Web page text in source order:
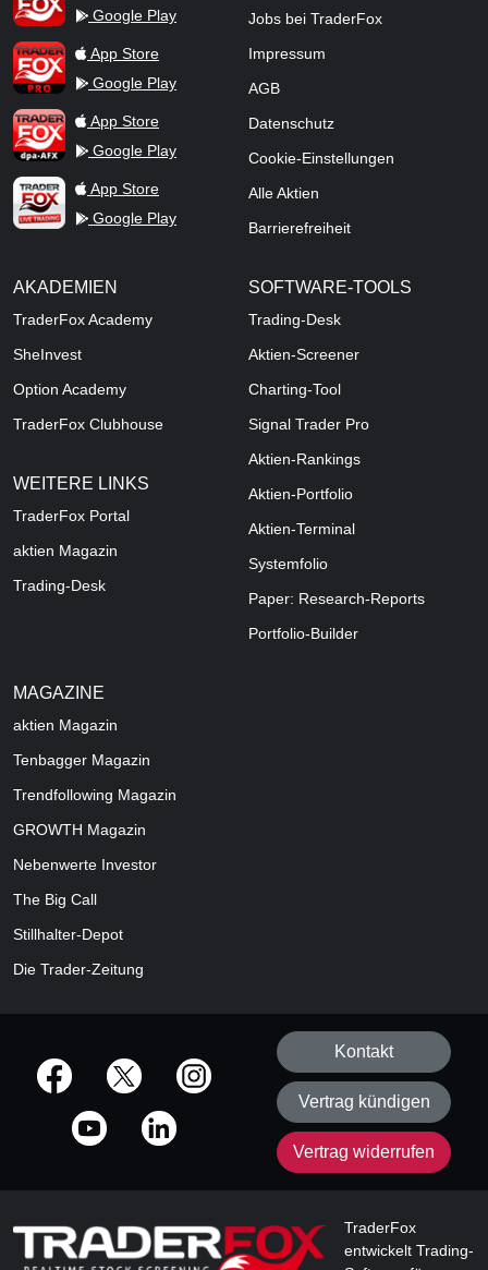
Google Play
TraderFox ProApp Store
Google Play
TraderFox dpa-AFX ProFeed
App Store
Google Play
TraderFox Live Trading
App Store
Google Play
Jobs bei TraderFox
Impressum
AGB
Datenschutz
Cookie-Einstellungen
Alle Aktien
Barrierefreiheit
AKADEMIEN
TraderFox Academy
SheInvest
Option Academy
TraderFox Clubhouse
WEITERE LINKS
TraderFox Portal
aktien Magazin
Trading-Desk
SOFTWARE-TOOLS
Trading-Desk
Aktien-Screener
Charting-Tool
Signal Trader Pro
Aktien-Rankings
Aktien-Portfolio
Aktien-Terminal
Systemfolio
Paper: Research-Reports
Portfolio-Builder
MAGAZINE
aktien Magazin
Tenbagger Magazin
Trendfollowing Magazin
GROWTH Magazin
Nebenwerte Investor
The Big Call
Stillhalter-Depot
Die Trader-Zeitung
offizielle Social Media-Accounts
Kontakt
Vertrag kündigen
Vertrag widerrufen
TraderFox
entwickelt Trading-